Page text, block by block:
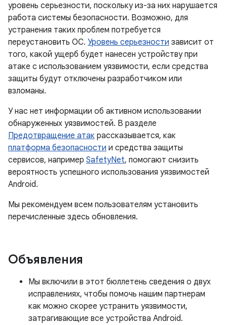
уровень серьезности, поскольку из-за них нарушается
работа системы безопасности. Возможно, для
устранения таких проблем потребуется
переустановить ОС. Уровень серьезности зависит от
того, какой ущерб будет нанесен устройству при
атаке с использованием уязвимости, если средства
защиты будут отключены разработчиком или
взломаны.
У нас нет информации об активном использовании
обнаруженных уязвимостей. В разделе
Предотвращение атак рассказывается, как
платформа безопасности и средства защиты
сервисов, например SafetyNet, помогают снизить
вероятность успешного использования уязвимостей
Android.
Мы рекомендуем всем пользователям установить
перечисленные здесь обновления.
Объявления
Мы включили в этот бюллетень сведения о двух
исправлениях, чтобы помочь нашим партнерам
как можно скорее устранить уязвимости,
затрагивающие все устройства Android.